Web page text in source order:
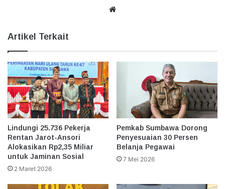
Artikel Terkait
Lindungi 25.736 Pekerja
Rentan Jarot-Ansori
Alokasikan Rp2,35 Miliar
untuk Jaminan Sosial
2 Maret 2026
Pemkab Sumbawa Dorong
Penyesuaian 30 Persen
Belanja Pegawai
7 Mei 2026